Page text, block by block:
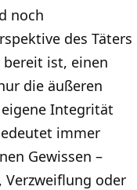
noch
des Täters
ist, einen
die äußeren
Integrität
immer
Gewissen –
oder